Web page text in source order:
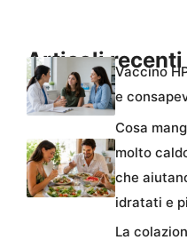
Articoli recenti
Vaccino
e
Cosa
molto
che
idratati e
La